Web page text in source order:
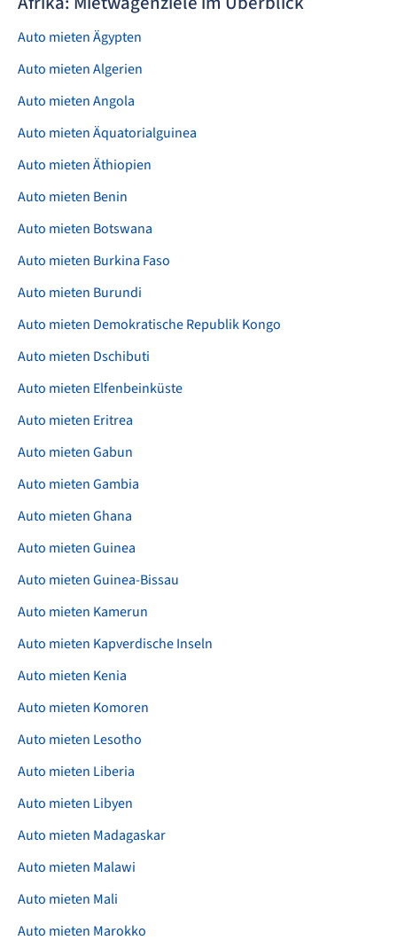
Auto mieten Ägypten
Auto mieten Algerien
Auto mieten Angola
Auto mieten Äquatorialguinea
Auto mieten Äthiopien
Auto mieten Benin
Auto mieten Botswana
Auto mieten Burkina Faso
Auto mieten Burundi
Auto mieten Demokratische Republik Kongo
Auto mieten Dschibuti
Auto mieten Elfenbeinküste
Auto mieten Eritrea
Auto mieten Gabun
Auto mieten Gambia
Auto mieten Ghana
Auto mieten Guinea
Auto mieten Guinea-Bissau
Auto mieten Kamerun
Auto mieten Kapverdische Inseln
Auto mieten Kenia
Auto mieten Komoren
Auto mieten Lesotho
Auto mieten Liberia
Auto mieten Libyen
Auto mieten Madagaskar
Auto mieten Malawi
Auto mieten Mali
Auto mieten Marokko